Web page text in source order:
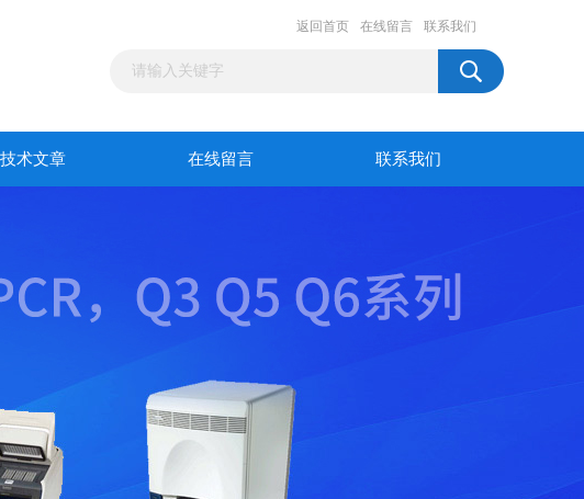
返回首页 在线留言 联系我们
技术文章 在线留言 联系我们